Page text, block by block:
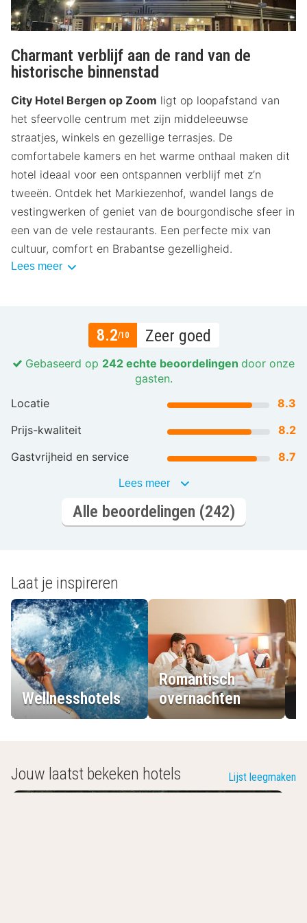
Charmant verblijf aan de rand van de
historische binnenstad
City Hotel Bergen op Zoom ligt op loopafstand van
het sfeervolle centrum met zijn middeleeuwse
straatjes, winkels en gezellige terrasjes. De
comfortabele kamers en het warme onthaal maken dit
hotel ideaal voor een ontspannen verblijf met z’n
tweeën. Ontdek het Markiezenhof, wandel langs de
vestingwerken of geniet van de bourgondische sfeer in
een van de vele restaurants. Een perfecte mix van
cultuur, comfort en Brabantse gezelligheid.
Lees meer
8.2/10 Zeer goed
Gebaseerd op 242 echte beoordelingen door onze
gasten.
Locatie
8.3
Prijs-kwaliteit
8.2
Gastvrijheid en service
8.7
Lees meer
Alle beoordelingen (242)
Laat je inspireren
Wellnesshotels
Romantisch
overnachten
Jouw laatst bekeken hotels Lijst leegmaken